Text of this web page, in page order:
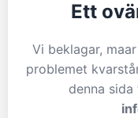
Ett
Vi beklagar,
problemet
denna